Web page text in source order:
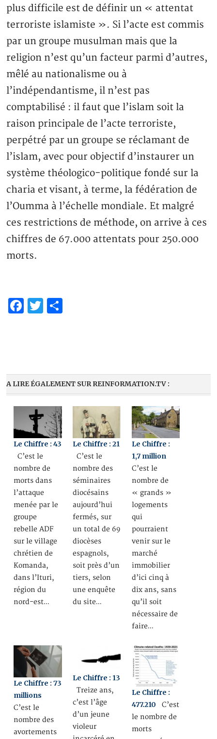
plus difficile est de définir un « attentat
terroriste islamiste ». Si l’acte est commis
par un groupe musulman mais que la
religion n’est qu’un facteur parmi d’autres,
mêlé au nationalisme ou à
l’indépendantisme, il n’est pas
comptabilisé : il faut que l’islam soit la
raison principale de l’acte terroriste,
perpétré par un groupe se réclamant de
l’islam, avec pour objectif d’instaurer un
système théologico-politique fondé sur la
charia et visant, à terme, la fédération de
l’Oumma à l’échelle mondiale. Et malgré
ces restrictions de méthode, on arrive à ces
chiffres de 67.000 attentats pour 250.000
morts.
Facebook
Twitter
A LIRE ÉGALEMENT SUR REINFORMATION.TV :
Le Chiffre : 43
C’est le
nombre de
morts dans
l’attaque
menée par le
groupe
rebelle ADF
sur le village
chrétien de
Komanda,
dans l’Ituri,
région du
nord-est…
Le Chiffre : 21
C’est le
nombre des
séminaires
diocésains
aujourd’hui
fermés, sur
un total de 69
diocèses
espagnols,
soit près d’un
tiers, selon
une enquête
du site…
Le Chiffre :
1,7 million
C’est le
nombre de
« grands »
logements
qui
pourraient
venir sur le
marché
immobilier
d’ici cinq à
dix ans, sans
qu’il soit
nécessaire de
faire…
Le Chiffre : 73
millions
C’est le
nombre des
avortements
Le Chiffre : 13
Treize ans,
c’est l’âge
d’un jeune
violeur
Le Chiffre :
477.210 C’est
le nombre de
morts